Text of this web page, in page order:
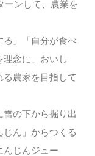
ーンして、農業を
る」「自分が食べ
理念に、おいし
る農家を目指して
の下から掘り出
じん」からつくる
んじんジュー